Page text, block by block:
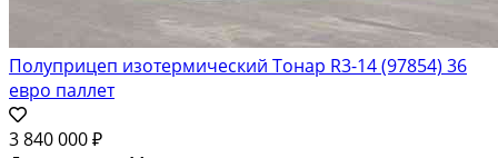
Полуприцеп изотермический Тонар R3-14 (97854) 36
евро паллет
3 840 000 ₽